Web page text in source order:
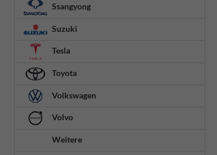
Ssangyong
Suzuki
Tesla
Toyota
Volkswagen
Volvo
Weitere